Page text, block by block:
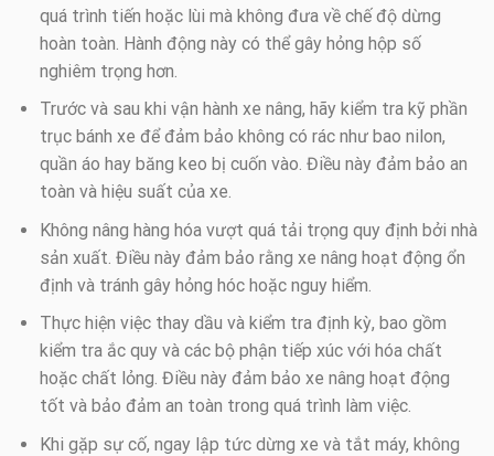
quá trình tiến hoặc lùi mà không đưa về chế độ dừng
hoàn toàn. Hành động này có thể gây hỏng hộp số
nghiêm trọng hơn.
Trước và sau khi vận hành xe nâng, hãy kiểm tra kỹ phần
trục bánh xe để đảm bảo không có rác như bao nilon,
quần áo hay băng keo bị cuốn vào. Điều này đảm bảo an
toàn và hiệu suất của xe.
Không nâng hàng hóa vượt quá tải trọng quy định bởi nhà
sản xuất. Điều này đảm bảo rằng xe nâng hoạt động ổn
định và tránh gây hỏng hóc hoặc nguy hiểm.
Thực hiện việc thay dầu và kiểm tra định kỳ, bao gồm
kiểm tra ắc quy và các bộ phận tiếp xúc với hóa chất
hoặc chất lỏng. Điều này đảm bảo xe nâng hoạt động
tốt và bảo đảm an toàn trong quá trình làm việc.
Khi gặp sự cố, ngay lập tức dừng xe và tắt máy, không